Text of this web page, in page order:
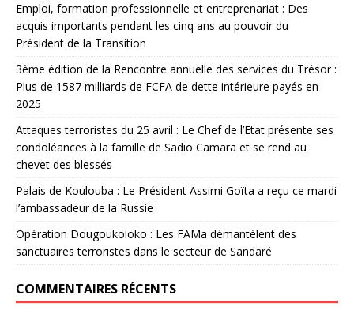
Emploi, formation professionnelle et entreprenariat : Des
acquis importants pendant les cinq ans au pouvoir du
Président de la Transition
3ème édition de la Rencontre annuelle des services du Trésor :
Plus de 1587 milliards de FCFA de dette intérieure payés en
2025
Attaques terroristes du 25 avril : Le Chef de l’Etat présente ses
condoléances à la famille de Sadio Camara et se rend au
chevet des blessés
Palais de Koulouba : Le Président Assimi Goïta a reçu ce mardi
l’ambassadeur de la Russie
Opération Dougoukoloko : Les FAMa démantèlent des
sanctuaires terroristes dans le secteur de Sandaré
COMMENTAIRES RÉCENTS